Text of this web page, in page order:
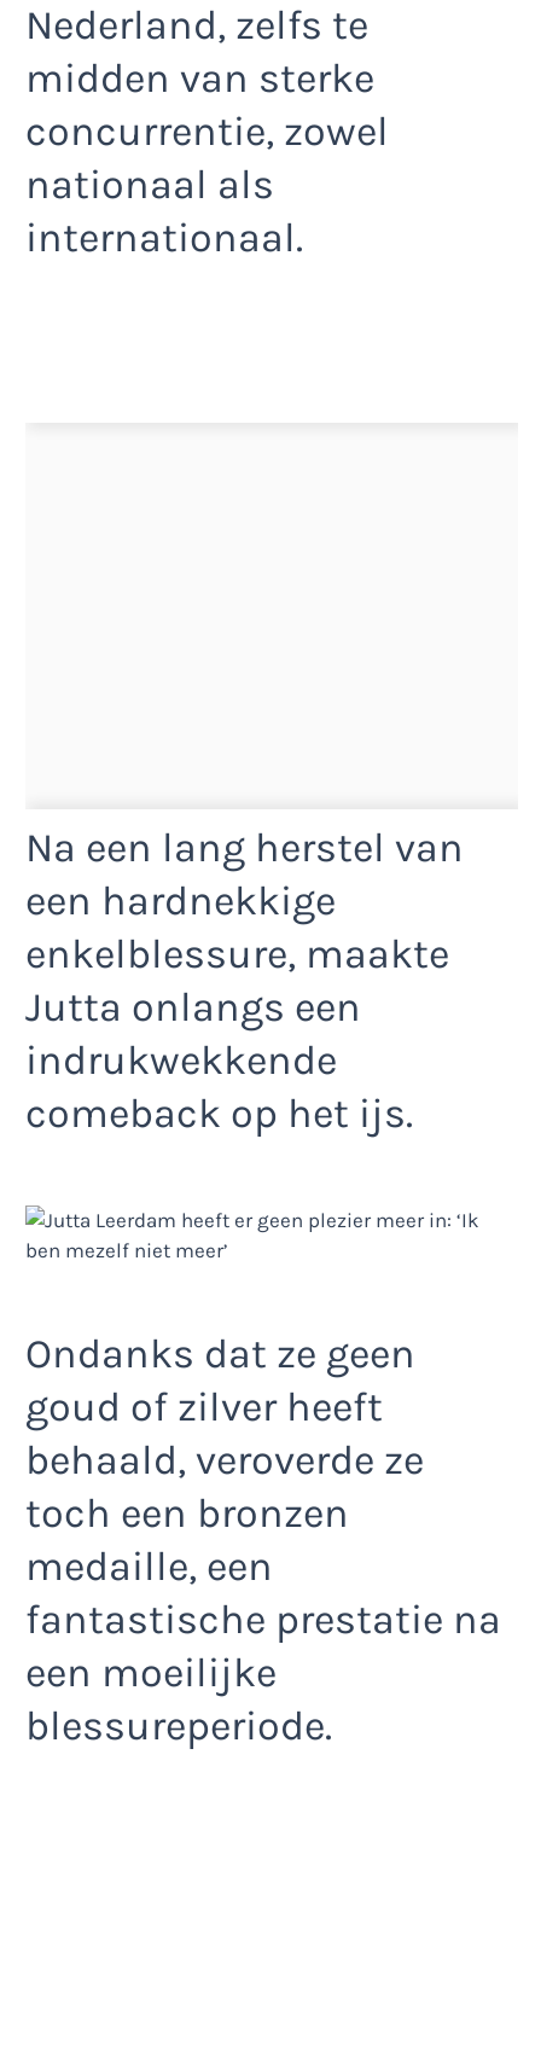
Nederland, zelfs te
midden van sterke
concurrentie, zowel
nationaal als
internationaal.
Na een lang herstel van
een hardnekkige
enkelblessure, maakte
Jutta onlangs een
indrukwekkende
comeback op het ijs.
Ondanks dat ze geen
goud of zilver heeft
behaald, veroverde ze
toch een bronzen
medaille, een
fantastische prestatie na
een moeilijke
blessureperiode.